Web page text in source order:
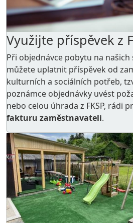
Využijte příspěvek z
Při objednávce pobytu na našich
můžete uplatnit příspěvek od
kulturních a sociálních potřeb,
poznámce objednávky uvést
nebo celou úhrada z FKSP, rádi
fakturu zaměstnavateli.